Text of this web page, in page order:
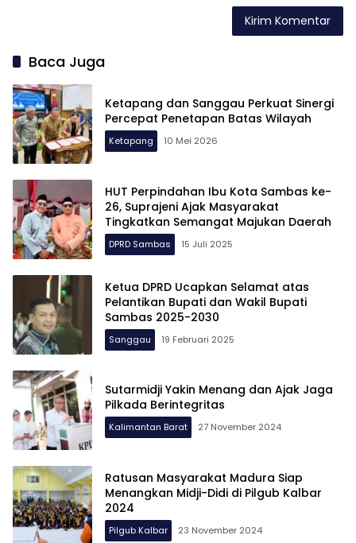
Baca Juga
Ketapang dan Sanggau Perkuat Sinergi
Percepat Penetapan Batas Wilayah
Ketapang 10 Mei 2026
HUT Perpindahan Ibu Kota Sambas ke-
26, Suprajeni Ajak Masyarakat
Tingkatkan Semangat Majukan Daerah
DPRD Sambas 15 Juli 2025
Ketua DPRD Ucapkan Selamat atas
Pelantikan Bupati dan Wakil Bupati
Sambas 2025-2030
Sanggau 19 Februari 2025
Sutarmidji Yakin Menang dan Ajak Jaga
Pilkada Berintegritas
Kalimantan Barat 27 November 2024
Ratusan Masyarakat Madura Siap
Menangkan Midji-Didi di Pilgub Kalbar
2024
Pilgub Kalbar 23 November 2024